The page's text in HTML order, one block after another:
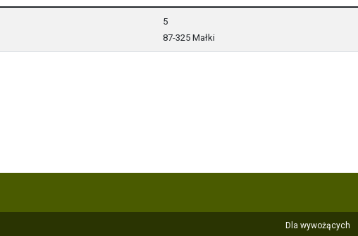
5
87-325 Małki
Dla wywożących